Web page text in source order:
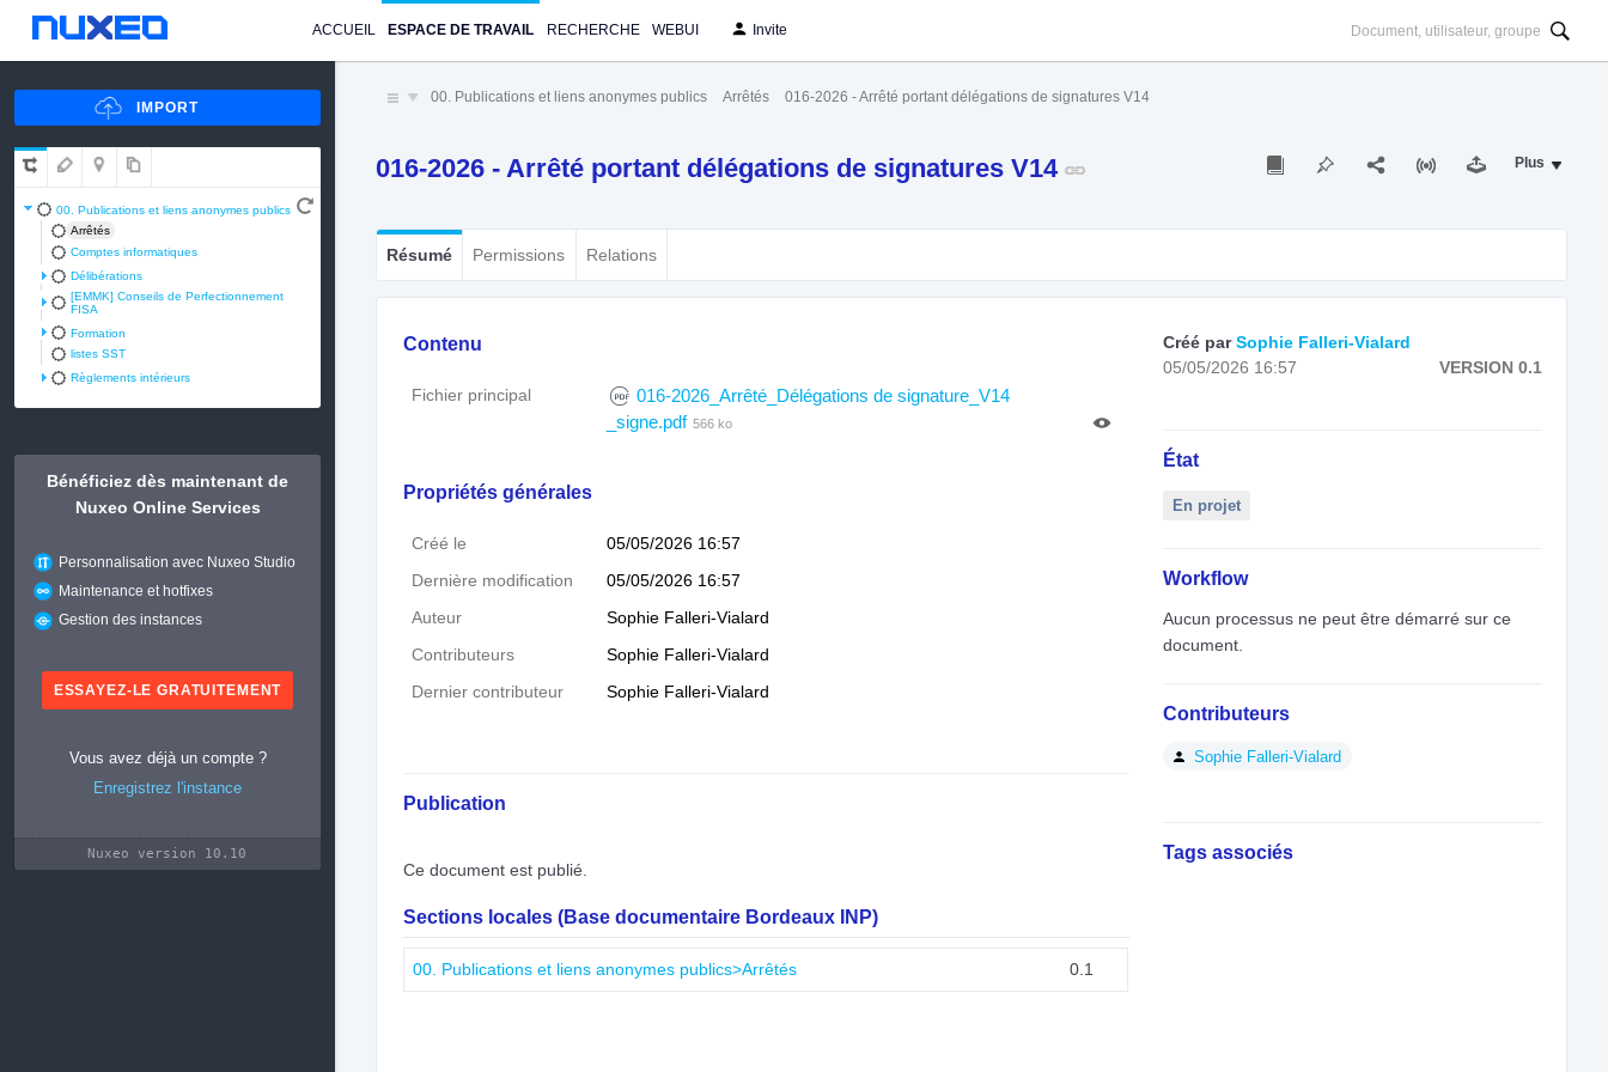
ACCUEIL ESPACE DE TRAVAIL RECHERCHE WEBUI Invite
00. Publications et liens anonymes publics
Arrêtés
Comptes informatiques
Délibérations
[EMMK] Conseils de Perfectionnement
FISA
Formation
listes SST
Règlements intérieurs
Bénéficiez dès maintenant de
Nuxeo Online Services
Personnalisation avec Nuxeo Studio
Maintenance et hotfixes
Gestion des instances
ESSAYEZ-LE GRATUITEMENT
Vous avez déjà un compte ?
Enregistrez l'instance
Nuxeo version 10.10
00. Publications et liens anonymes publics Arrêtés 016-2026 - Arrêté portant délégations de signatures V14
016-2026 - Arrêté portant délégations de signatures V14 Plus
Résumé Permissions Relations
Contenu
Fichier principal
016-2026_Arrêté_Délégations de signature_V14
_signe.pdf 566 ko
Propriétés générales
Créé le 05/05/2026 16:57
Dernière modification 05/05/2026 16:57
Auteur Sophie Falleri-Vialard
Contributeurs Sophie Falleri-Vialard
Dernier contributeur Sophie Falleri-Vialard
Publication
Ce document est publié.
Sections locales (Base documentaire Bordeaux INP)
00. Publications et liens anonymes publics>Arrêtés 0.1
Créé parSophie Falleri-Vialard
05/05/2026 16:57
VERSION 0.1
État
En projet
Workflow
Aucun processus ne peut être démarré sur ce
document.
Contributeurs
Sophie Falleri-Vialard
Tags associés